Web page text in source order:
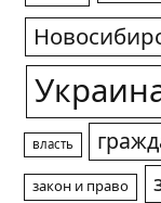
власть
закон и право